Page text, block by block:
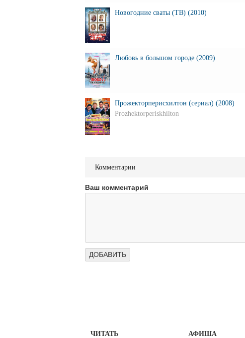
Новогодние сваты (ТВ) (2010)
Любовь в большом городе (2009)
Прожекторперисхилтон (сериал) (2008)
Prozhektorperiskhilton
Комментарии
Ваш комментарий
ЧИТАТЬ АФИША